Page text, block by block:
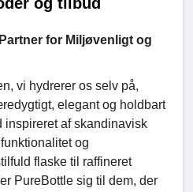
for Miljøvenligt og
vi hydrerer os selv på,
elegant og holdbart
inspireret af skandinavisk
og
flaske til raffineret
PureBottle sig til dem, der